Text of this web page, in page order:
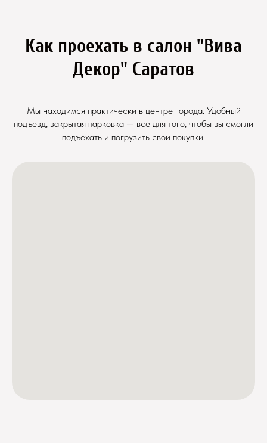
Как проехать в салон "Вива
Декор" Саратов
Мы находимся практически в центре города. Удобный
подъезд, закрытая парковка — все для того, чтобы вы смогли
подъехать и погрузить свои покупки.